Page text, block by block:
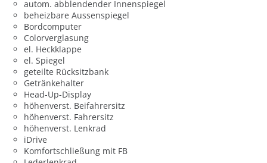
autom. abblendender Innenspiegel
beheizbare Aussenspiegel
Bordcomputer
Colorverglasung
el. Heckklappe
el. Spiegel
geteilte Rücksitzbank
Getränkehalter
Head-Up-Display
höhenverst. Beifahrersitz
höhenverst. Fahrersitz
höhenverst. Lenkrad
iDrive
Komfortschließung mit FB